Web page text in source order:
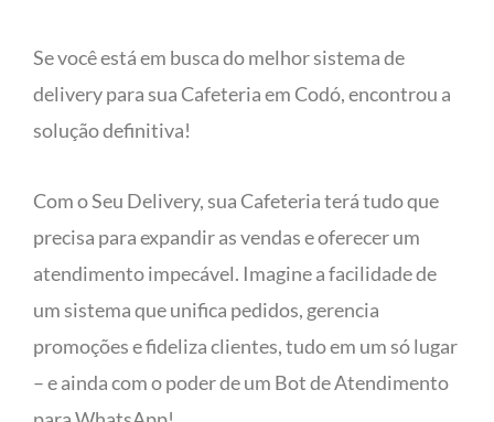
Se você está em busca do melhor sistema de
delivery para sua Cafeteria em Codó, encontrou a
solução definitiva!
Com o Seu Delivery, sua Cafeteria terá tudo que
precisa para expandir as vendas e oferecer um
atendimento impecável. Imagine a facilidade de
um sistema que unifica pedidos, gerencia
promoções e fideliza clientes, tudo em um só lugar
– e ainda com o poder de um Bot de Atendimento